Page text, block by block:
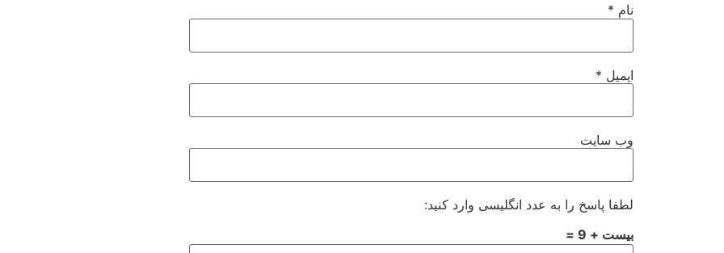
نام *
ایمیل *
وب‌ سایت
لطفا پاسخ را به عدد انگلیسی وارد کنید:
بیست + 9 =